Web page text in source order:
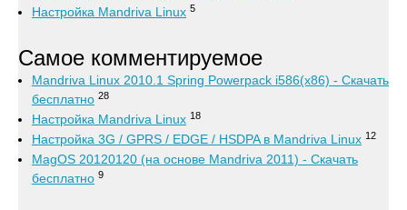
Настройка Mandriva Linux 5
Самое комментируемое
Mandriva Linux 2010.1 Spring Powerpack i586(x86) - Скачать
бесплатно 28
Настройка Mandriva Linux 18
Настройка 3G / GPRS / EDGE / HSDPA в Mandriva Linux 12
MagOS 20120120 (на основе Mandriva 2011) - Скачать
бесплатно 9